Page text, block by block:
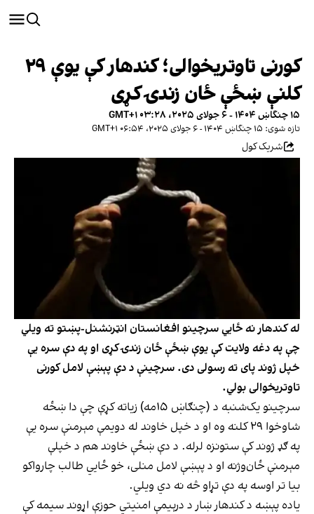
کورنی تاوتریخوالی؛ کندهار کې یوې ۲۹
کلنې ښځې ځان زندۍ کړی
۱۵ چنگاښ ۱۴۰۴ - ۶ جولای ۲۰۲۵، ۰۳:۲۸ GMT+۱
تازه شوی: ۱۵ چنگاښ ۱۴۰۴ - ۶ جولای ۲۰۲۵، ۰۶:۵۴ GMT+۱
شریک کول
له کندهار نه ځايي سرچینو افغانستان انټرنشنل-پښتو ته ویلي
چې په دغه ولایت کې یوې ښځې ځان زندۍ کړی او په دې سره یې
خپل ژوند پای ته رسولی دی. سرچینې د دې پېښې لامل کورنی
تاوتریخوالی بولي.
سرچینو یک‌شنبه د (چنګاښ ۱۵مه) زیاته کړې چې دا ښځه
شاوخوا ۲۹ کلنه وه او د خپل خاوند له دویمې مېرمنې سره یې
په ګډ ژوند کې ستونزه لرله. د دې ښځې خاوند هم د خپلې
مېرمنې ځان‌وژنه او د پېښې لامل منلی، خو ځايي طالب چارواکو
بیا تر اوسه په دې تړاو څه نه دي ویلي.
یاده پېښه د کندهار ښار د درېیمې امنیتي حوزې اړوند سیمه کې